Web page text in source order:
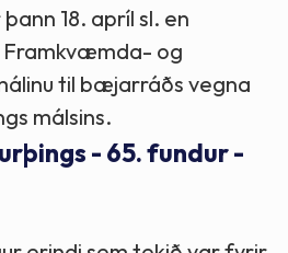
18. apríl sl. en
og
til bæjarráðs vegna
málsins.
- 65. fundur -